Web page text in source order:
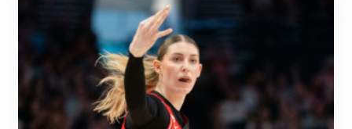
MAD 10.743067
MDL 20.044751
MGA 4918.938878
MKD 61.529235
MMK 2427.363841
MNT 4157.293457
MOP 9.314584